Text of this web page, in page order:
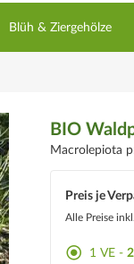
Blüh & Ziergehölze
BIO
Macrolepiota
Preis je
Alle Preise
1 VE -